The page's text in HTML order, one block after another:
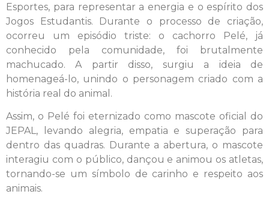
Esportes, para representar a energia e o espírito dos
Jogos Estudantis. Durante o processo de criação,
ocorreu um episódio triste: o cachorro Pelé, já
conhecido pela comunidade, foi brutalmente
machucado. A partir disso, surgiu a ideia de
homenageá-lo, unindo o personagem criado com a
história real do animal.
Assim, o Pelé foi eternizado como mascote oficial do
JEPAL, levando alegria, empatia e superação para
dentro das quadras. Durante a abertura, o mascote
interagiu com o público, dançou e animou os atletas,
tornando-se um símbolo de carinho e respeito aos
animais.